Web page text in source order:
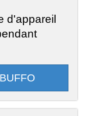
d'appareil